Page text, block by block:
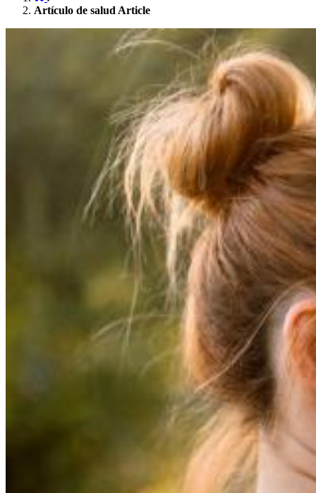
Artículo de salud Article